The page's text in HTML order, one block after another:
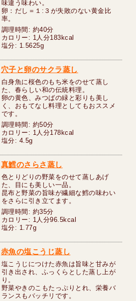
味違う味わい。
卵：だし＝１:３が失敗のない黄金比
率。
調理時間: 約40分
カロリー: 1人分183kcal
塩分: 1.5625g
穴子と卵のサクラ蒸し
白身魚に桜色のもち米をのせて蒸し
た、春らしい和の伝統料理。
卵の黄色、みつばの緑と彩りも美し
く、おもてなし料理としてもおススメ
です。
調理時間: 約50分
カロリー: 1人分178kcal
塩分: 4.5g
真鱈のさらさ蒸し
色とりどりの野菜をのせて蒸しあげ
た、目にも美しい一品。
昆布と野菜の旨味が繊細な鱈の味わい
をさらに引き立てます。
調理時間: 約35分
カロリー: 1人分96.5kcal
塩分: 1.77g
赤魚の塩こうじ蒸し
塩こうじにつけた赤魚は旨味と甘みが
引き出され、ふっくらとした蒸し上が
り。
野菜やきのこもたっぷりとれ、栄養バ
ランスもバッチリです。